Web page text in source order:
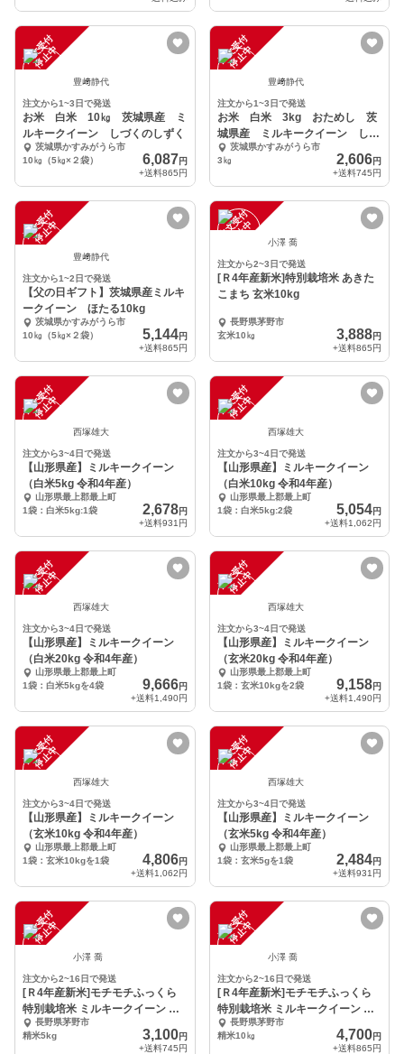
注
文
受
付
停
止
中
豊﨑静代
注文から1~3日で発送
お米 白米 10㎏ 茨城県産 ミ
ルキークイーン しづくのしずく
茨城県かすみがうら市
10㎏（5㎏×２袋）
6,087 円
+送料865円
注
文
受
付
停
止
中
豊﨑静代
注文から1~3日で発送
お米 白米 3kg おためし 茨
城県産 ミルキークイーン しづ
くのしずく
茨城県かすみがうら市
3㎏
2,606円
+送料745円
注
文
受
付
停
止
中
豊﨑静代
注文から1~2日で発送
【父の日ギフト】茨城県産ミルキ
ークイーン ほたる10kg
茨城県かすみがうら市
10㎏（5㎏×２袋）
5,144円
+送料865円
注
文
受
付
停
止
中 小澤 喬
注文から2~3日で発送
[Ｒ4年産新米]特別栽培米 あきた
こまち 玄米10kg
長野県茅野市
玄米10㎏
3,888円
+送料865円
注
文
受
付
停
止
中
西塚雄大
注文から3~4日で発送
【山形県産】ミルキークイーン
（白米5kg 令和4年産）
山形県最上郡最上町
1袋：白米5kg:1袋
2,678円
+送料931円
注
文
受
付
停
止
中
西塚雄大
注文から3~4日で発送
【山形県産】ミルキークイーン
（白米10kg 令和4年産）
山形県最上郡最上町
1袋：白米5kg:2袋
5,054円
+送料1,062円
注
文
受
付
停
止
中
西塚雄大
注文から3~4日で発送
【山形県産】ミルキークイーン
（白米20kg 令和4年産）
山形県最上郡最上町
1袋：白米5kgを4袋
9,666円
+送料1,490円
注
文
受
付
停
止
中
西塚雄大
注文から3~4日で発送
【山形県産】ミルキークイーン
（玄米20kg 令和4年産）
山形県最上郡最上町
1袋：玄米10kgを2袋
9,158円
+送料1,490円
注
文
受
付
停
止
中
西塚雄大
注文から3~4日で発送
【山形県産】ミルキークイーン
（玄米10kg 令和4年産）
山形県最上郡最上町
1袋：玄米10kgを1袋
4,806円
+送料1,062円
注
文
受
付
停
止
中
西塚雄大
注文から3~4日で発送
【山形県産】ミルキークイーン
（玄米5kg 令和4年産）
山形県最上郡最上町
1袋：玄米5gを1袋
2,484円
+送料931円
注
文
受
付
停
止
中
小澤 喬
注文から2~16日で発送
[Ｒ4年産新米]モチモチふっくら
特別栽培米 ミルキークイーン 精
米5kg
長野県茅野市
精米5kg
3,100円
+送料745円
注
文
受
付
停
止
中
小澤 喬
注文から2~16日で発送
[Ｒ4年産新米]モチモチふっくら
特別栽培米 ミルキークイーン 精
米10kg
長野県茅野市
精米10㎏
4,700円
+送料865円